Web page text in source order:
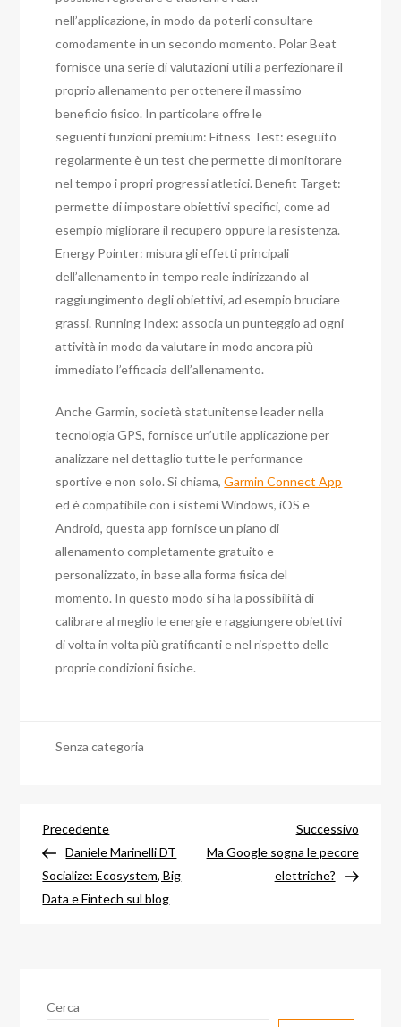
nell’applicazione, in modo da poterli consultare
comodamente in un secondo momento. Polar Beat
fornisce una serie di valutazioni utili a perfezionare il
proprio allenamento per ottenere il massimo
beneficio fisico. In particolare offre le
seguenti funzioni premium: Fitness Test: eseguito
regolarmente è un test che permette di monitorare
nel tempo i propri progressi atletici. Benefit Target:
permette di impostare obiettivi specifici, come ad
esempio migliorare il recupero oppure la resistenza.
Energy Pointer: misura gli effetti principali
dell’allenamento in tempo reale indirizzando al
raggiungimento degli obiettivi, ad esempio bruciare
grassi. Running Index: associa un punteggio ad ogni
attività in modo da valutare in modo ancora più
immediato l’efficacia dell’allenamento.
Anche Garmin, società statunitense leader nella
tecnologia GPS, fornisce un’utile applicazione per
analizzare nel dettaglio tutte le performance
sportive e non solo. Si chiama,Garmin Connect App
ed è compatibile con i sistemi Windows, iOS e
Android, questa app fornisce un piano di
allenamento completamente gratuito e
personalizzato, in base alla forma fisica del
momento. In questo modo si ha la possibilità di
calibrare al meglio le energie e raggiungere obiettivi
di volta in volta più gratificanti e nel rispetto delle
proprie condizioni fisiche.
Senza categoria
Navigazione
articoli
Articolo
precedente
Precedente
Daniele Marinelli DT
Socialize: Ecosystem, Big
Data e Fintech sul blog
Successivo
Ma Google sogna le pecore
elettriche?
Cerca